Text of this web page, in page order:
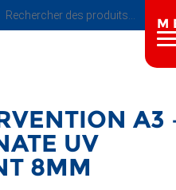
A3
UV
8MM